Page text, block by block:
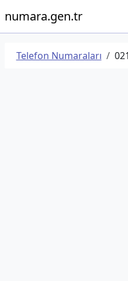
numara.gen.tr
Telefon Numaraları